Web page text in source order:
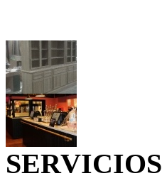
SERVICIOS